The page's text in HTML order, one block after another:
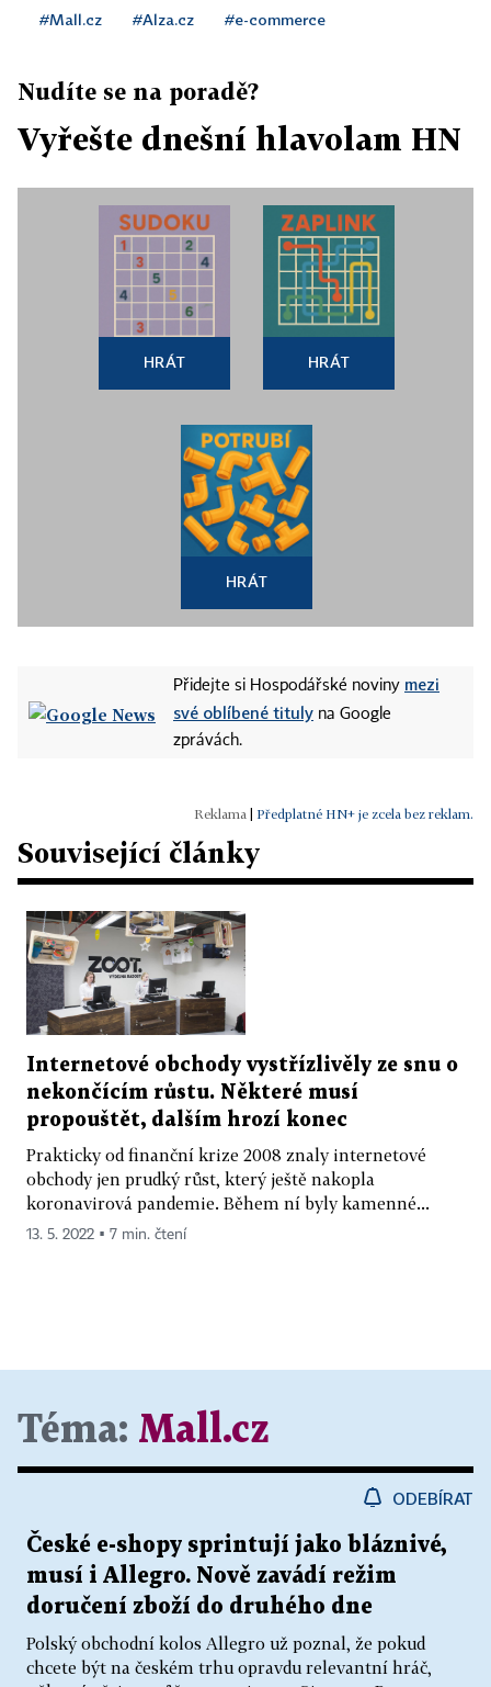
#Mall.cz #Alza.cz #e-commerce
Nudíte se na poradě?
Vyřešte dnešní hlavolam HN
HRÁT HRÁT
HRÁT
Přidejte si Hospodářské noviny mezi
své oblíbené tituly na Google
zprávách.
Předplatné HN+ je zcela bez reklam.
Související články
Internetové obchody vystřízlivěly ze snu o
nekončícím růstu. Některé musí
propouštět, dalším hrozí konec
Prakticky od finanční krize 2008 znaly internetové
obchody jen prudký růst, který ještě nakopla
koronavirová pandemie. Během ní byly kamenné...
13. 5. 2022 ▪ 7 min. čtení
Téma: Mall.cz
ODEBÍRAT
České e-shopy sprintují jako bláznivé,
musí i Allegro. Nově zavádí režim
doručení zboží do druhého dne
Polský obchodní kolos Allegro už poznal, že pokud
chcete být na českém trhu opravdu relevantní hráč,